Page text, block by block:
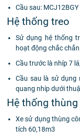
Cầu sau:
Hệ thống treo
Sử dụng hệ thống
hoạt động chắc
Cầu trước là nhíp 7
Cầu sau là sử dụng
quang nhíp dưới
Hệ thống thùng
Xe sử dụng thùng
tích 60,18m3